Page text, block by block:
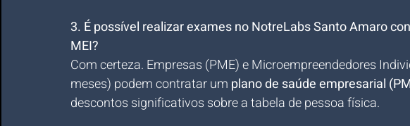
3. É possível realizar exames no NotreLabs Santo Amaro
MEI?
Com certeza. Empresas (PME) e Microempreendedores
meses) podem contratar um plano de saúde empresarial
descontos significativos sobre a tabela de pessoa física.